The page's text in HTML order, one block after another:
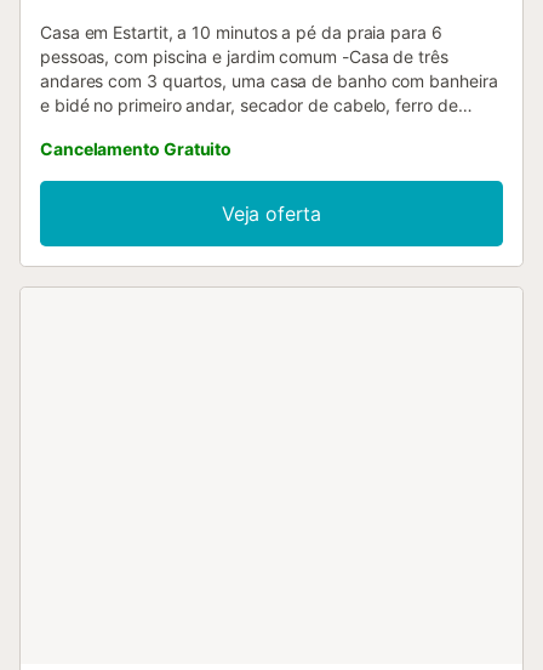
Casa em Estartit, a 10 minutos a pé da praia para 6
pessoas, com piscina e jardim comum -Casa de três
andares com 3 quartos, uma casa de banho com banheira
e bidé no primeiro andar, secador de cabelo, ferro de
primeiro andar há um quarto com cama de casal, roupeiro,
varanda e vista para a piscina, e uma sala de secagem.
Outro quarto com duas camas individuais e roupeiro, com
vista para a rua. O terceiro quarto fica no terceiro andar e
tem um beliche e uma cama de solteiro. Há uma ventoinha
Cancelamento Gratuito
Veja oferta